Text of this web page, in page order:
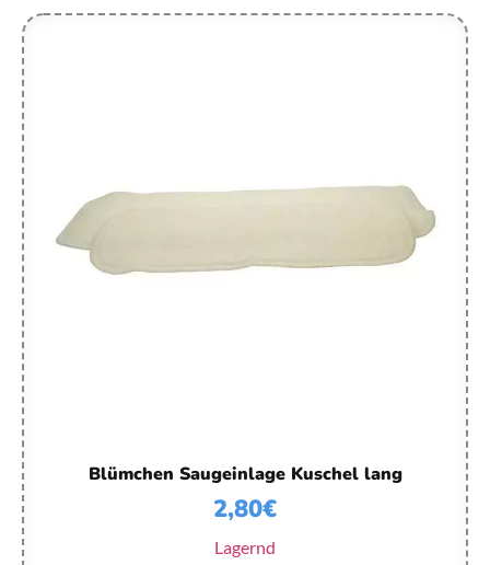
Blümchen Saugeinlage Kuschel lang
2,80€
Lagernd